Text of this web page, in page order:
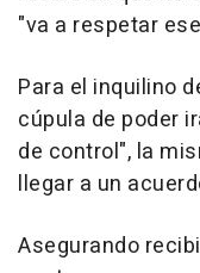
"va a respetar
Para el inquilino
cúpula de poder
de control", la
llegar a un
Asegurando